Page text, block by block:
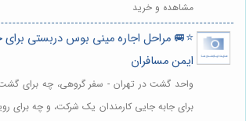
مشاهده و خرید
⭐️🚐 مراحل اجاره مینی بوس دربستی
ایمن مسافران
واحد گشت در تهران - سفر گروهی، چه برای گشت
برای جابه جایی کارمندان یک شرکت، و چه برای